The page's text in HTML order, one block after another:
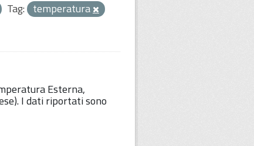
Tag: temperatura
Esterna,
I dati riportati sono